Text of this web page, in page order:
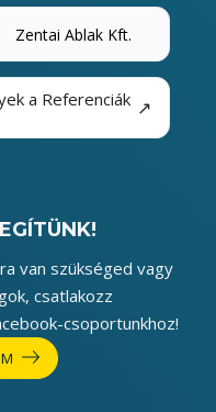
Zentai Ablak Kft.
a Referenciák ↗
van szükséged vagy
csatlakozz
csoportunkhoz!